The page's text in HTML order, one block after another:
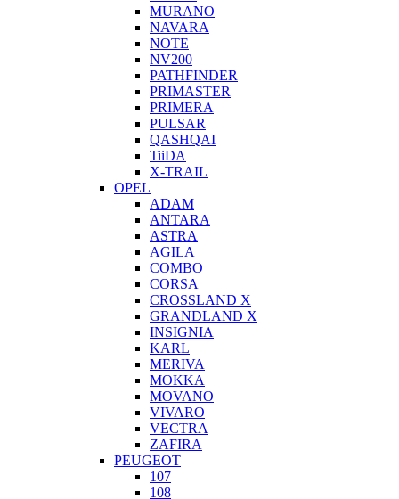
MURANO
NAVARA
NOTE
NV200
PATHFINDER
PRIMASTER
PRIMERA
PULSAR
QASHQAI
TiiDA
X-TRAIL
OPEL
ADAM
ANTARA
ASTRA
AGILA
COMBO
CORSA
CROSSLAND X
GRANDLAND X
INSIGNIA
KARL
MERIVA
MOKKA
MOVANO
VIVARO
VECTRA
ZAFIRA
PEUGEOT
107
108